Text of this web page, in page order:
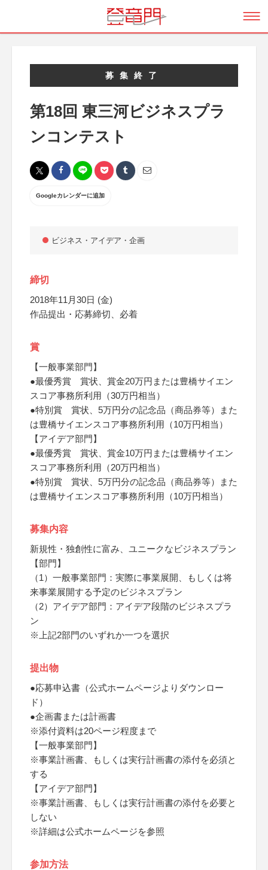
募集終了
第18回 東三河ビジネスプラ
ンコンテスト
Googleカレンダーに追加
ビジネス・アイデア・企画
締切
2018年11月30日 (金)
作品提出・応募締切、必着
賞
【一般事業部門】
●最優秀賞 賞状、賞金20万円または豊橋サイエン
スコア事務所利用（30万円相当）
●特別賞 賞状、5万円分の記念品（商品券等）また
は豊橋サイエンスコア事務所利用（10万円相当）
【アイデア部門】
●最優秀賞 賞状、賞金10万円または豊橋サイエン
スコア事務所利用（20万円相当）
●特別賞 賞状、5万円分の記念品（商品券等）また
は豊橋サイエンスコア事務所利用（10万円相当）
募集内容
新規性・独創性に富み、ユニークなビジネスプラン
【部門】
（1）一般事業部門：実際に事業展開、もしくは将
来事業展開する予定のビジネスプラン
（2）アイデア部門：アイデア段階のビジネスプラ
ン
※上記2部門のいずれか一つを選択
提出物
●応募申込書（公式ホームページよりダウンロー
ド）
●企画書または計画書
※添付資料は20ページ程度まで
【一般事業部門】
※事業計画書、もしくは実行計画書の添付を必須と
する
【アイデア部門】
※事業計画書、もしくは実行計画書の添付を必要と
しない
※詳細は公式ホームページを参照
参加方法